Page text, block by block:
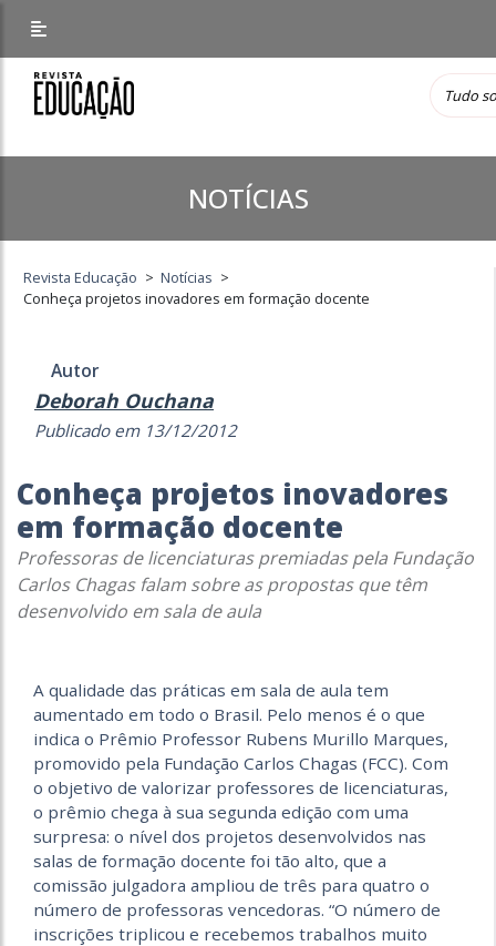
NOTÍCIAS
Revista Educação > Notícias >
Conheça projetos inovadores em formação docente
Autor
Deborah Ouchana
Publicado em 13/12/2012
Conheça projetos inovadores
em formação docente
Professoras de licenciaturas premiadas pela Fundação
Carlos Chagas falam sobre as propostas que têm
desenvolvido em sala de aula
A qualidade das práticas em sala de aula tem
aumentado em todo o Brasil. Pelo menos é o que
indica o Prêmio Professor Rubens Murillo Marques,
promovido pela Fundação Carlos Chagas (FCC). Com
o objetivo de valorizar professores de licenciaturas,
o prêmio chega à sua segunda edição com uma
surpresa: o nível dos projetos desenvolvidos nas
salas de formação docente foi tão alto, que a
comissão julgadora ampliou de três para quatro o
número de professoras vencedoras. “O número de
inscrições triplicou e recebemos trabalhos muito